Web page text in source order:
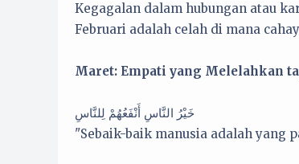
Kegagalan dalam hubungan atau
Februari adalah celah di mana
Maret: Empati yang Melelahkan
خَيْرُ النَّاسِ أَنْفَعُهُمْ لِلنَّاسِ
"Sebaik-baik manusia adalah yang